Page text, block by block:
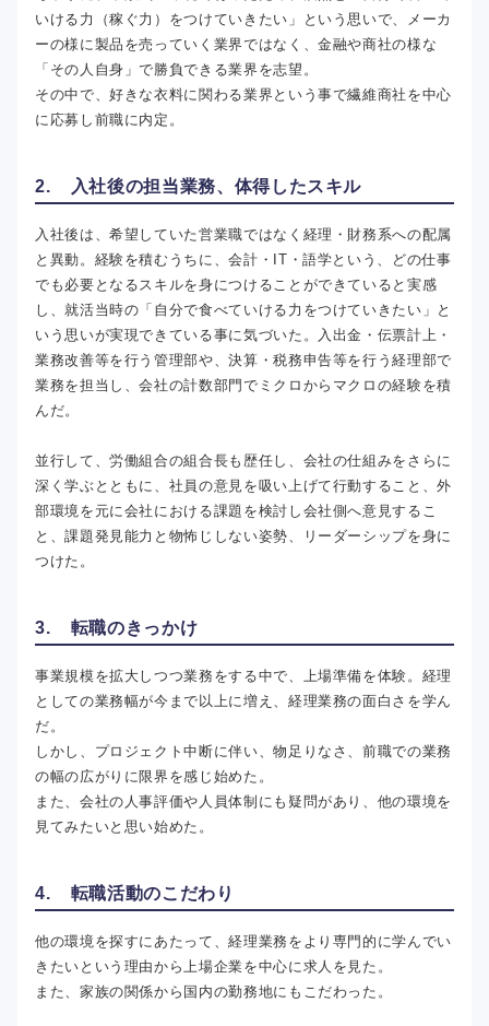
いける力（稼ぐ力）をつけていきたい」という思いで、メーカ
ーの様に製品を売っていく業界ではなく、金融や商社の様な
「その人自身」で勝負できる業界を志望。
その中で、好きな衣料に関わる業界という事で繊維商社を中心
に応募し前職に内定。
2. 入社後の担当業務、体得したスキル
入社後は、希望していた営業職ではなく経理・財務系への配属
と異動。経験を積むうちに、会計・IT・語学という、どの仕事
でも必要となるスキルを身につけることができていると実感
し、就活当時の「自分で食べていける力をつけていきたい」と
いう思いが実現できている事に気づいた。入出金・伝票計上・
業務改善等を行う管理部や、決算・税務申告等を行う経理部で
業務を担当し、会社の計数部門でミクロからマクロの経験を積
んだ。
並行して、労働組合の組合長も歴任し、会社の仕組みをさらに
深く学ぶとともに、社員の意見を吸い上げて行動すること、外
部環境を元に会社における課題を検討し会社側へ意見するこ
と、課題発見能力と物怖じしない姿勢、リーダーシップを身に
つけた。
3. 転職のきっかけ
事業規模を拡大しつつ業務をする中で、上場準備を体験。経理
としての業務幅が今まで以上に増え、経理業務の面白さを学ん
だ。
しかし、プロジェクト中断に伴い、物足りなさ、前職での業務
の幅の広がりに限界を感じ始めた。
また、会社の人事評価や人員体制にも疑問があり、他の環境を
見てみたいと思い始めた。
4. 転職活動のこだわり
他の環境を探すにあたって、経理業務をより専門的に学んでい
きたいという理由から上場企業を中心に求人を見た。
また、家族の関係から国内の勤務地にもこだわった。